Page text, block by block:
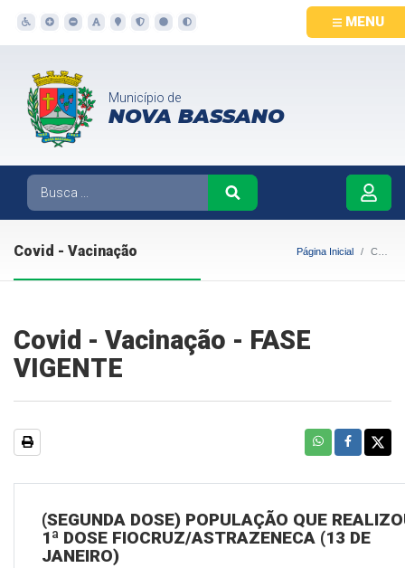
MENU
Município de
NOVA BASSANO
Covid - Vacinação Página Inicial Covid - Vacinação
Covid - Vacinação - FASE
VIGENTE
(SEGUNDA DOSE) POPULAÇÃO QUE
1ª DOSE FIOCRUZ/ASTRAZENECA (13 DE
JANEIRO)